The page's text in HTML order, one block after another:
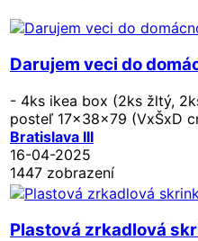
Darujem veci do
- 4ks ikea box (2ks žltý,
posteľ 17x38x79 (VxŠxD
Bratislava III
16-04-2025
1447 zobrazení
Plastová zrkadlová